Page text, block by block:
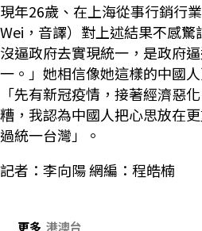
現年26歲、在上海從事行銷行
Wei，音譯）對上述結果不感驚
沒逼政府去實現統一，是政府
一。」她相信像她這樣的中國
「先有新冠疫情，接著經濟惡
糟，我認為中國人把心思放在
過統一台灣」。
記者：李向陽 網編：程皓楠
更多 港澳台